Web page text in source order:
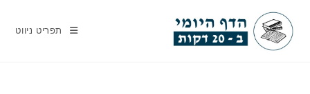
content
תפריט ניווט